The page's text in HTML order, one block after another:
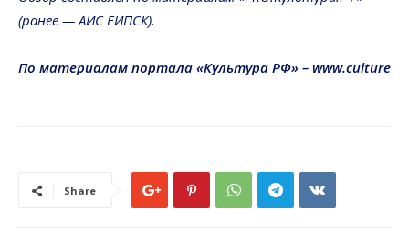
(ранее — АИС ЕИПСК).
По материалам портала «Культура РФ» – www.culture
Share